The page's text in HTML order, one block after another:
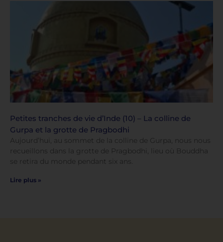
Petites tranches de vie d’Inde (10) – La colline de
Gurpa et la grotte de Pragbodhi
Aujourd’hui, au sommet de la colline de Gurpa, nous nous
recueillons dans la grotte de Pragbodhi, lieu où Bouddha
se retira du monde pendant six ans.
Lire plus »